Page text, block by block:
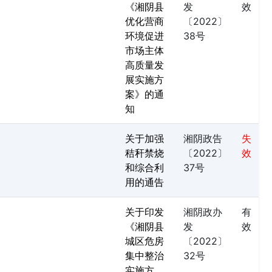
《湘阴县
优化营商
环境促进
市场主体
高质量发
展实施方
案》的通
知
发
〔2022〕
38号
效
关于加强
秸秆禁烧
和综合利
用的通告
湘阴政告
〔2022〕
37号
失
效
关于印发
《湘阴县
城区危房
集中整治
湘阴政办
发
〔2022〕
32号
有
效